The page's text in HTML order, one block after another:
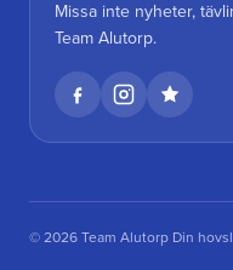
Missa inte nyheter,
Team Alutorp.
© 2026 Team Alutorp Din